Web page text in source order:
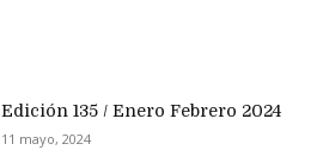
Edición 135 / Enero Febrero 2024
11 mayo, 2024